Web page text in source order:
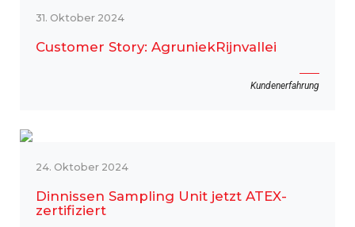
31. Oktober 2024
Customer Story: AgruniekRijnvallei
Kundenerfahrung
24. Oktober 2024
Dinnissen Sampling Unit jetzt ATEX-
zertifiziert